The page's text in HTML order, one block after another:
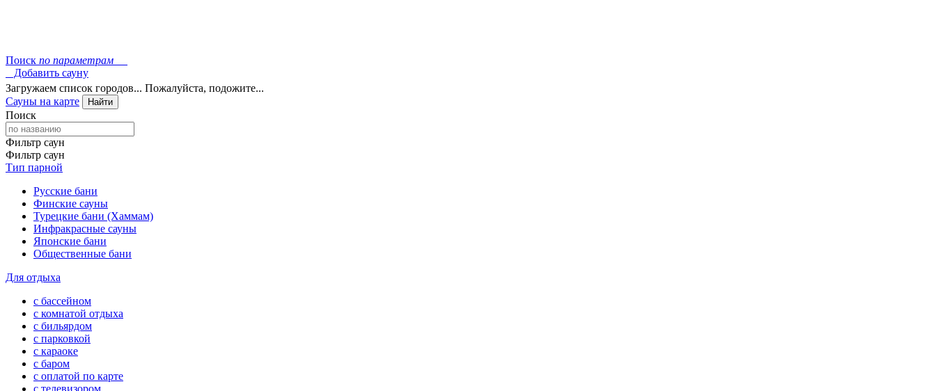
Поиск по параметрам
Добавить сауну
Загружаем список городов... Пожалуйста, подожите...
Сауны на карте
Найти
Поиск
Фильтр саун
Фильтр саун
Тип парной
Русские бани
Финские сауны
Турецкие бани (Хаммам)
Инфракрасные сауны
Японские бани
Общественные бани
Для отдыха
с бассейном
с комнатой отдыха
с бильярдом
с парковкой
с караоке
с баром
с оплатой по карте
с телевизором